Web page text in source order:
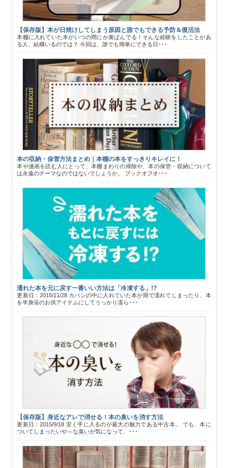
【保存版】本が日焼けしてしまう原因と誰でもできる予防＆復活法
本棚に入れていた本がいつの間にか黄ばんでる！そんな経験をしたことがあ
る人、結構いるのでは？ 今回は、誰でも簡単にできる日･･･
本の収納・保管方法まとめ｜本棚の本をすっきりキレイに！
本や漫画を読む人にとって、本棚まわりの掃除や、本の保管・収納について
は永遠のテーマなのではないでしょうか。 ブックオフオ･･･
濡れた本を元に戻す一番いい方法は「冷凍する」!?
更新日：2015/11/28 カバンの中に入れていた本が雨で濡れてしまったり、本
を半身浴のお供アイテムにしてうっかり濡ら･･･
【保存版】身近なアレで消せる！本の臭いを消す方法
更新日：2015/9/18 安く手に入るのが最大の魅力である中古本。 でも、本に
ついてしまったいや～な臭いが気になって、･･･